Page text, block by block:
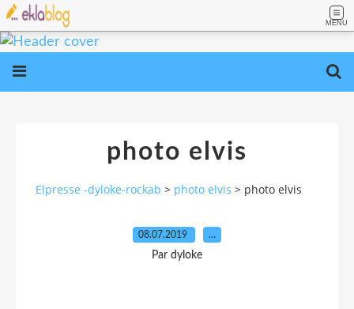
MENU
photo elvis
Elpresse -dyloke-rockab > photo elvis > photo elvis
08.07.2019 …
Par dyloke